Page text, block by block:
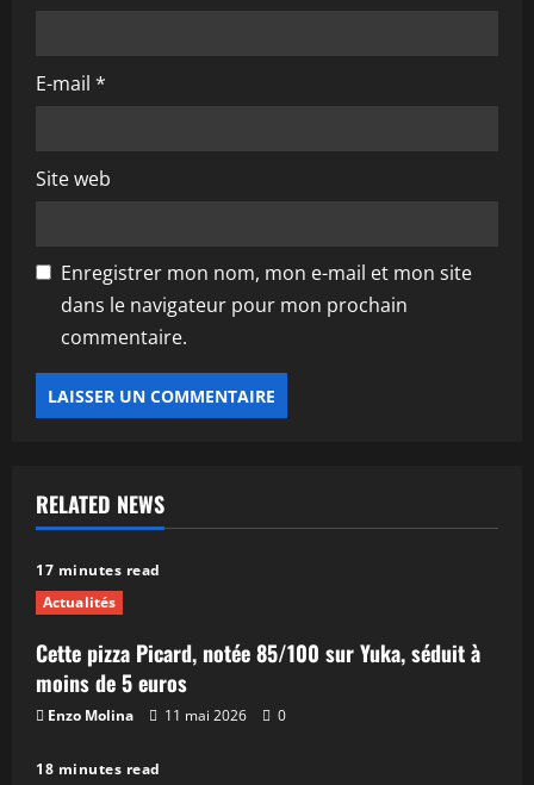
E-mail *
Site web
Enregistrer mon nom, mon e-mail et mon site
dans le navigateur pour mon prochain
commentaire.
RELATED NEWS
17 minutes read
Actualités
Cette pizza Picard, notée 85/100 sur Yuka, séduit à
moins de 5 euros
Enzo Molina 11 mai 2026 0
18 minutes read